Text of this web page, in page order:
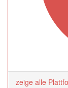
zeige alle